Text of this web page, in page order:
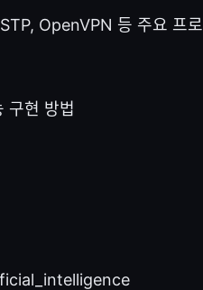
OpenVPN 등 주요 프로
구현 방법